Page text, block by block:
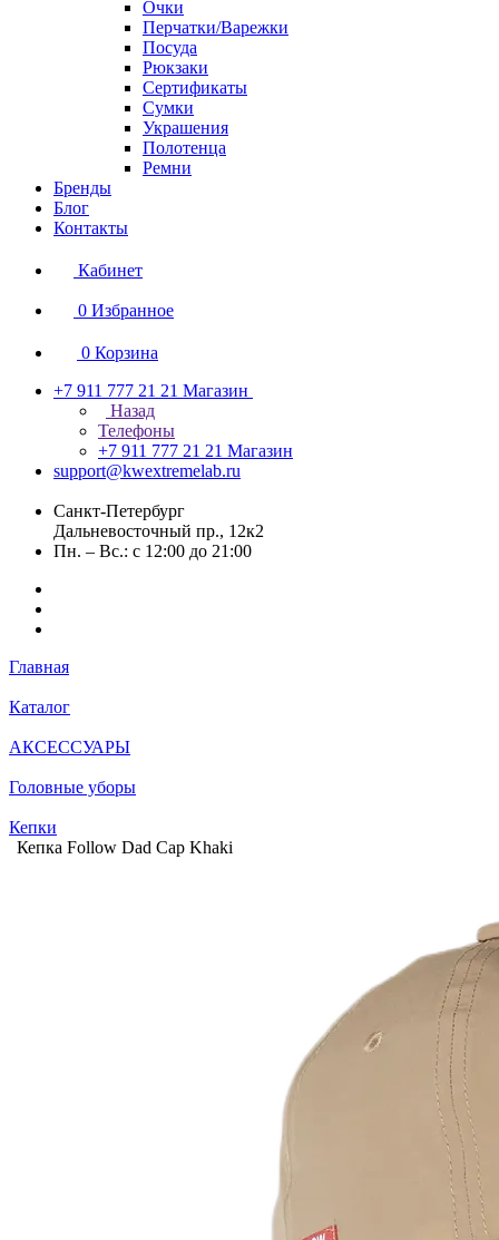
Очки
Перчатки/Варежки
Посуда
Рюкзаки
Сертификаты
Сумки
Украшения
Полотенца
Ремни
Бренды
Блог
Контакты
Кабинет
0 Избранное
0 Корзина
+7 911 777 21 21 Магазин
Назад
Телефоны
+7 911 777 21 21 Магазин
support@kwextremelab.ru
Санкт-Петербург
Дальневосточный пр., 12к2
Пн. – Вс.: с 12:00 до 21:00
Главная
Каталог
АКСЕССУАРЫ
Головные уборы
Кепки
Кепка Follow Dad Cap Khaki